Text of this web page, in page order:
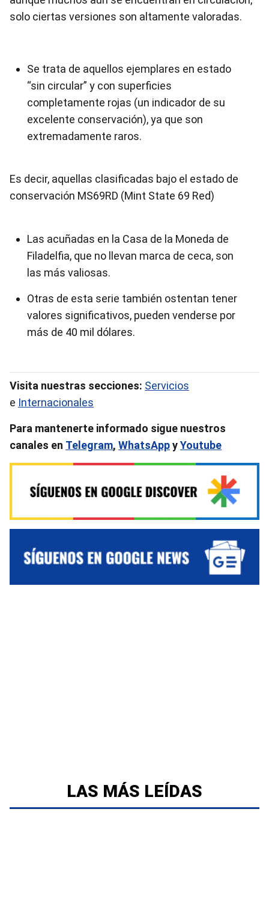
solo ciertas versiones son altamente valoradas.
Se trata de aquellos ejemplares en estado
“sin circular” y con superficies
completamente rojas (un indicador de su
excelente conservación), ya que son
extremadamente raros.
Es decir, aquellas clasificadas bajo el estado de
conservación MS69RD (Mint State 69 Red)
Las acuñadas en la Casa de la Moneda de
Filadelfia, que no llevan marca de ceca, son
las más valiosas.
Otras de esta serie también ostentan tener
valores significativos, pueden venderse por
más de 40 mil dólares.
Visita nuestras secciones: Servicios
e Internacionales
Para mantenerte informado sigue nuestros
canales en Telegram, WhatsAppyYoutube
LAS MÁS LEÍDAS